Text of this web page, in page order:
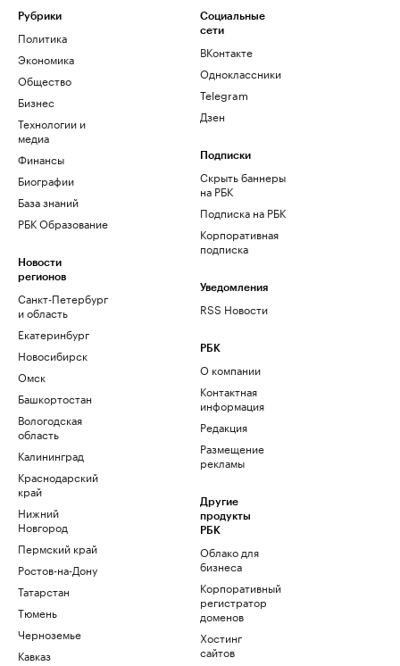
Рубрики
Политика
Экономика
Общество
Бизнес
Технологии и
медиа
Финансы
Биографии
База знаний
РБК Образование
Новости
регионов
Санкт-Петербург
и область
Екатеринбург
Новосибирск
Омск
Башкортостан
Вологодская
область
Калининград
Краснодарский
край
Нижний
Новгород
Пермский край
Ростов-на-Дону
Татарстан
Тюмень
Черноземье
Кавказ
Социальные
сети
ВКонтакте
Одноклассники
Telegram
Дзен
Подписки
Скрыть баннеры
на РБК
Подписка на РБК
Корпоративная
подписка
Уведомления
RSS Новости
РБК
О компании
Контактная
информация
Редакция
Размещение
рекламы
Другие
продукты
РБК
Облако для
бизнеса
Корпоративный
регистратор
доменов
Хостинг
сайтов